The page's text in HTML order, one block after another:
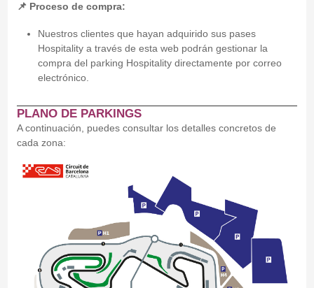
📌 Proceso de compra:
Nuestros clientes que hayan adquirido sus pases
Hospitality a través de esta web podrán gestionar la
compra del parking Hospitality directamente por correo
electrónico.
PLANO DE PARKINGS
A continuación, puedes consultar los detalles concretos de
cada zona: